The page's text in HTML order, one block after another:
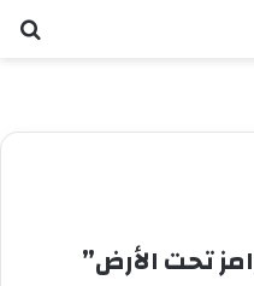
تحت الأرض”